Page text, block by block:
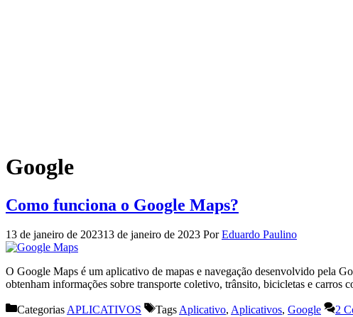
Google
Como funciona o Google Maps?
13 de janeiro de 202313 de janeiro de 2023 PorEduardo Paulino
O Google Maps é um aplicativo de mapas e navegação desenvolvido pela
obtenham informações sobre transporte coletivo, trânsito, bicicletas e
CategoriasAPLICATIVOS TagsAplicativo, Aplicativos, Google 2